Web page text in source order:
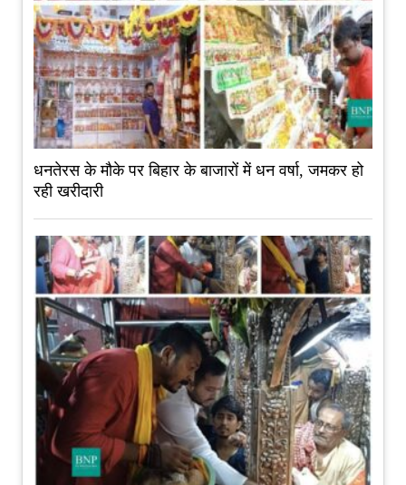
धनतेरस के मौके पर बिहार के बाजारों में धन वर्षा, जमकर हो
रही खरीदारी